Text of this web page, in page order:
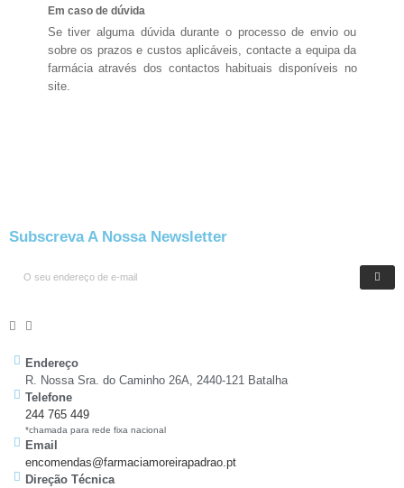
Em caso de dúvida
Se tiver alguma dúvida durante o processo de envio ou
sobre os prazos e custos aplicáveis, contacte a equipa da
farmácia através dos contactos habituais disponíveis no
site.
Subscreva A Nossa Newsletter
Endereço
R. Nossa Sra. do Caminho 26A, 2440-121 Batalha
Telefone
244 765 449
*chamada para rede fixa nacional
Email
encomendas@farmaciamoreirapadrao.pt
Direção Técnica